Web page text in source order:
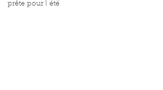
prête pour l été